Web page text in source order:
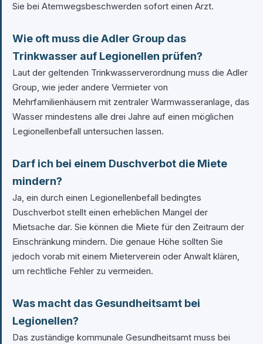
Sie bei Atemwegsbeschwerden sofort einen Arzt.
Wie oft muss die Adler Group das
Trinkwasser auf Legionellen prüfen?
Laut der geltenden Trinkwasserverordnung muss die Adler
Group, wie jeder andere Vermieter von
Mehrfamilienhäusern mit zentraler Warmwasseranlage, das
Wasser mindestens alle drei Jahre auf einen möglichen
Legionellenbefall untersuchen lassen.
Darf ich bei einem Duschverbot die Miete
mindern?
Ja, ein durch einen Legionellenbefall bedingtes
Duschverbot stellt einen erheblichen Mangel der
Mietsache dar. Sie können die Miete für den Zeitraum der
Einschränkung mindern. Die genaue Höhe sollten Sie
jedoch vorab mit einem Mieterverein oder Anwalt klären,
um rechtliche Fehler zu vermeiden.
Was macht das Gesundheitsamt bei
Legionellen?
Das zuständige kommunale Gesundheitsamt muss bei